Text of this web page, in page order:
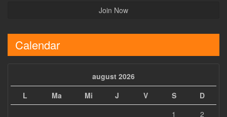
Calendar
august 2026
L
Ma Mi J V S
D
1
2